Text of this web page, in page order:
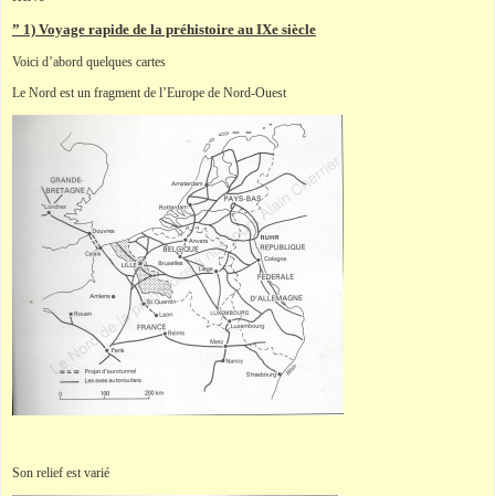
” 1) Voyage rapide de la préhistoire au IXe siècle
Voici d’abord quelques cartes
Le Nord est un fragment de l’Europe de Nord-Ouest
Son relief est varié